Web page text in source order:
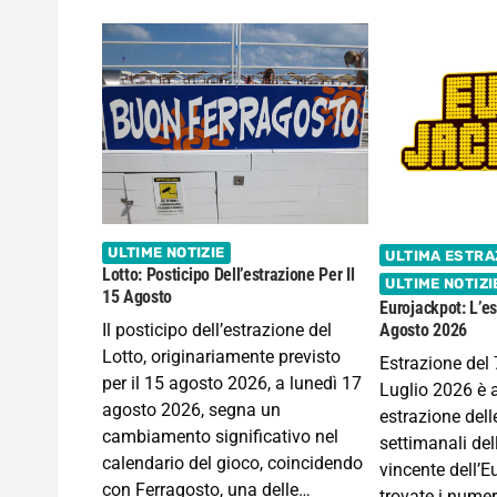
ULTIME NOTIZIE
Lotto: Posticipo Dell’estrazione Per Il
15 Agosto
Il posticipo dell’estrazione del
Lotto, originariamente previsto
per il 15 agosto 2026, a lunedì 17
agosto 2026, segna un
cambiamento significativo nel
calendario del gioco, coincidendo
con Ferragosto, una delle…
ULTIMA
ULTIME
Eurojackpot:
Agosto 2026
Estrazione
Luglio 2026 è
estrazione
settimanali
vincente